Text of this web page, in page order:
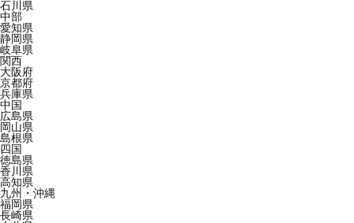
石川県
中部
愛知県
静岡県
岐阜県
関西
大阪府
京都府
兵庫県
中国
広島県
岡山県
島根県
四国
徳島県
香川県
高知県
九州・沖縄
福岡県
長崎県